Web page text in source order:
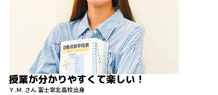
授業が分かりやすくて楽しい！
Ｙ.Ｍ. さん 富士宮北高校出身